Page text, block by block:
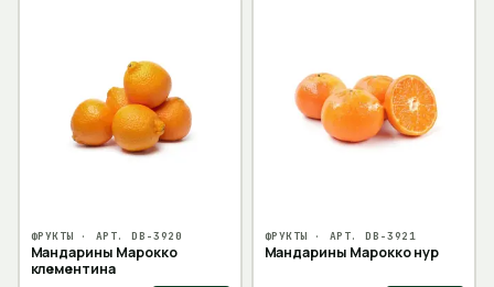
ФРУКТЫ · АРТ.DB-3920
Мандарины Марокко
клементина
ФРУКТЫ · АРТ.DB-3921
Мандарины Марокко нур